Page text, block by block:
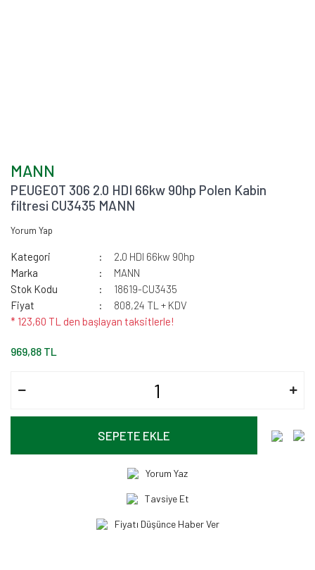
MANN
PEUGEOT 306 2.0 HDI 66kw 90hp Polen Kabin
filtresi CU3435 MANN
Yorum Yap
Kategori
2.0 HDI 66kw 90hp
Marka
MANN
Stok Kodu
18619-CU3435
Fiyat
808,24 TL + KDV
* 123,60 TL den başlayan taksitlerle!
969,88 TL
SEPETE EKLE
Yorum Yaz
Tavsiye Et
Fiyatı Düşünce Haber Ver